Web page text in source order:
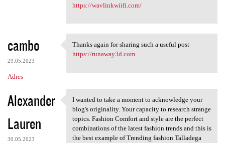
https://wavlinkwiifi.com/
cambo
29.05.2023
Adres
Thanks again for sharing such
Thanks again for sharing such a useful post
https://runaway3d.com
Alexander
Lauren
30.05.2023
I wanted to take a moment to
I wanted to take a moment to acknowledge your
blog's originality. Your capacity to research strange
topics. Fashion Comfort and style are the perfect
combinations of the latest fashion trends and this is
the best example of Trending fashion Talladega